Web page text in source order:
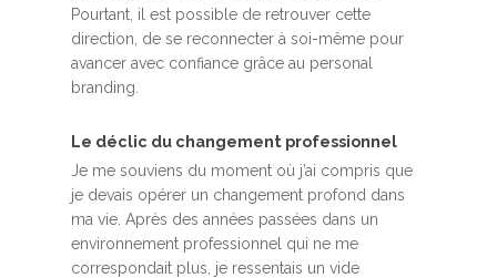
Pourtant, il est possible de retrouver cette
direction, de se reconnecter à soi-même pour
avancer avec confiance grâce au personal
branding.
Le déclic du changement professionnel
Je me souviens du moment où j’ai compris que
je devais opérer un changement profond dans
ma vie. Après des années passées dans un
environnement professionnel qui ne me
correspondait plus, je ressentais un vide